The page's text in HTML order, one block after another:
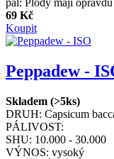
69 Kč
Koupit
Peppadew -
Skladem (>5ks)
DRUH: Capsicum
PÁLIVOST:
SHU: 10.000 - 30.000
VÝNOS: vysoký